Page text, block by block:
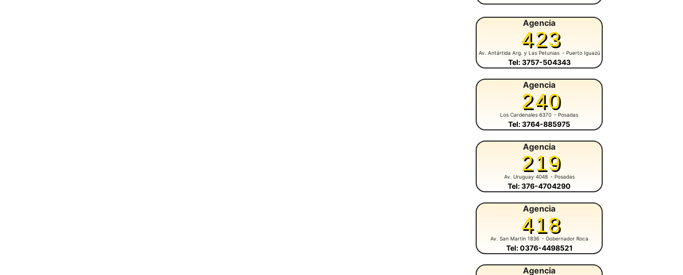
Agencia
423
Av. Antártida Arg. y Las Petunias - Puerto Iguazú
Tel: 3757-504343
Agencia
240
Los Cardenales 6370 - Posadas
Tel: 3764-885975
Agencia
219
Av. Uruguay 4048 - Posadas
Tel: 376-4704290
Agencia
418
Av. San Martín 1836 - Gobernador Roca
Tel: 0376-4498521
Agencia